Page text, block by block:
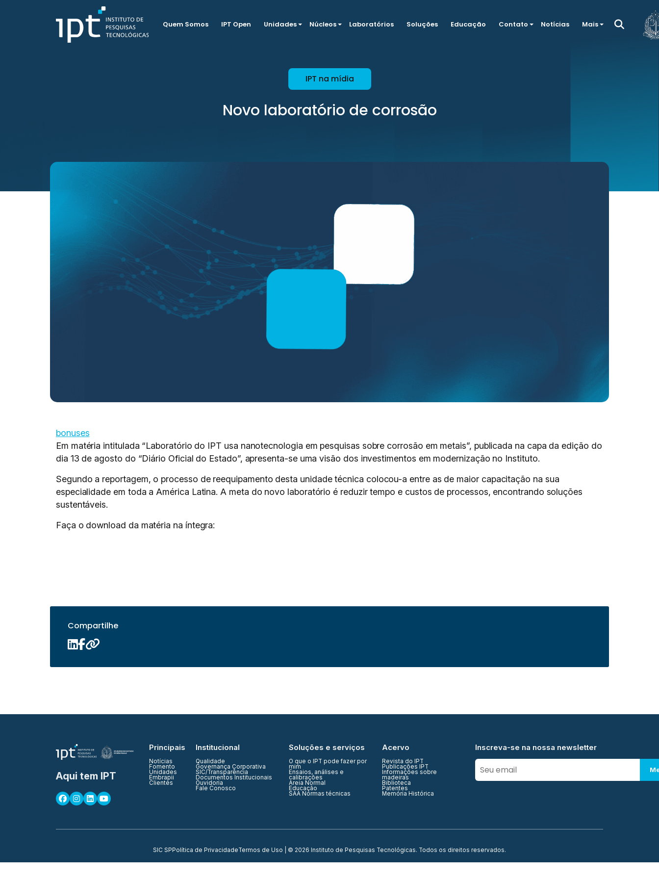
Quem Somos IPT Open Unidades Núcleos Laboratórios Soluções Educação Contato Notícias Mais
IPT na mídia
Novo laboratório de corrosão
bonuses
Em matéria intitulada “Laboratório do IPT usa nanotecnologia em pesquisas sobre corrosão em metais”, publicada na capa da edição do
dia 13 de agosto do “Diário Oficial do Estado”, apresenta-se uma visão dos investimentos em modernização no Instituto.
Segundo a reportagem, o processo de reequipamento desta unidade técnica colocou-a entre as de maior capacitação na sua
especialidade em toda a América Latina. A meta do novo laboratório é reduzir tempo e custos de processos, encontrando soluções
sustentáveis.
Faça o download da matéria na íntegra:
Compartilhe
Aqui tem IPT
Principais
Notícias
Fomento
Unidades
Embrapii
Clientes
Institucional
Qualidade
Governança Corporativa
SIC/Transparência
Documentos Institucionais
Ouvidoria
Fale Conosco
Soluções e serviços
O que o IPT pode fazer por
mim
Ensaios, análises e
calibrações
Areia Normal
Educação
SAA Normas técnicas
Acervo
Revista do IPT
Publicações IPT
Informações sobre
madeiras
Biblioteca
Patentes
Memória Histórica
Inscreva-se na nossa newsletter
SIC SPPolítica de PrivacidadeTermos de Uso | © 2026 Instituto de Pesquisas Tecnológicas. Todos os direitos reservados.